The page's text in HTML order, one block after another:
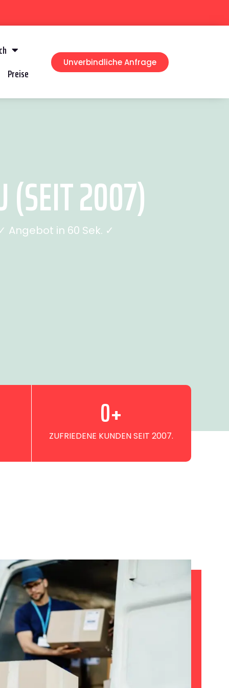
Preise
Unverbindliche Anfrage
(SEIT 2007)
Angebot in 60 Sek. ✓
ZUFRIEDENE KUNDEN SEIT 2007.
0+